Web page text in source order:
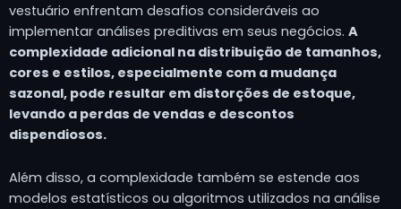
vestuário enfrentam desafios consideráveis ao
implementar análises preditivas em seus negócios. A
complexidade adicional na distribuição de tamanhos,
cores e estilos, especialmente com a mudança
sazonal, pode resultar em distorções de estoque,
levando a perdas de vendas e descontos
dispendiosos.
Além disso, a complexidade também se estende aos
modelos estatísticos ou algoritmos utilizados na análise